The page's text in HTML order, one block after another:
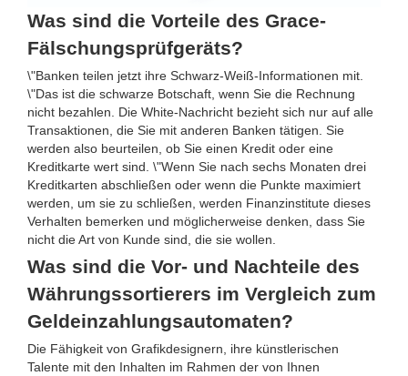
Was sind die Vorteile des Grace-
Fälschungsprüfgeräts?
\"Banken teilen jetzt ihre Schwarz-Weiß-Informationen mit.
\"Das ist die schwarze Botschaft, wenn Sie die Rechnung
nicht bezahlen. Die White-Nachricht bezieht sich nur auf alle
Transaktionen, die Sie mit anderen Banken tätigen. Sie
werden also beurteilen, ob Sie einen Kredit oder eine
Kreditkarte wert sind. \"Wenn Sie nach sechs Monaten drei
Kreditkarten abschließen oder wenn die Punkte maximiert
werden, um sie zu schließen, werden Finanzinstitute dieses
Verhalten bemerken und möglicherweise denken, dass Sie
nicht die Art von Kunde sind, die sie wollen.
Was sind die Vor- und Nachteile des
Währungssortierers im Vergleich zum
Geldeinzahlungsautomaten?
Die Fähigkeit von Grafikdesignern, ihre künstlerischen
Talente mit den Inhalten im Rahmen der von Ihnen